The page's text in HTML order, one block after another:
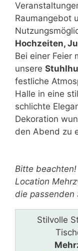
Raumangebot
Hochzeiten,
Bei einer Feier
unsere
festliche
Halle in eine
schlichte
Dekoration
den Abend zu
Bitte
Location
die passenden
Stilvolle